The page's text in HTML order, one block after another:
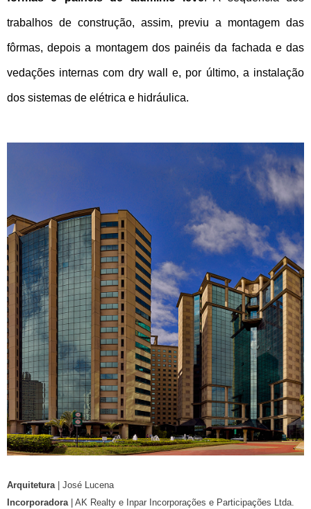
trabalhos de construção, assim, previu a montagem das
fôrmas, depois a montagem dos painéis da fachada e das
vedações internas com dry wall e, por último, a instalação
dos sistemas de elétrica e hidráulica.
Arquitetura | José Lucena
Incorporadora | AK Realty e Inpar Incorporações e Participações Ltda.